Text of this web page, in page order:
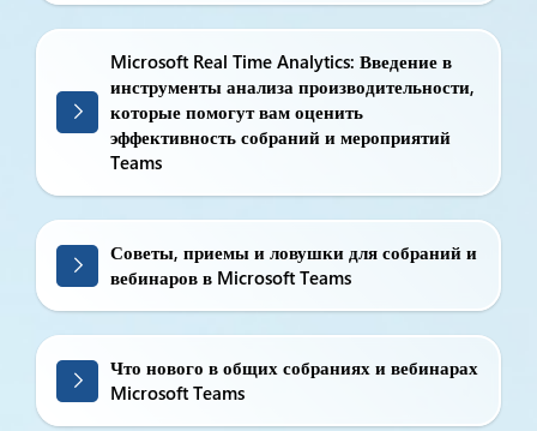
Microsoft Real Time Analytics: Введение в
инструменты анализа производительности,
которые помогут вам оценить
эффективность собраний и мероприятий
Teams
Советы, приемы и ловушки для собраний и
вебинаров в Microsoft Teams
Что нового в общих собраниях и вебинарах
Microsoft Teams